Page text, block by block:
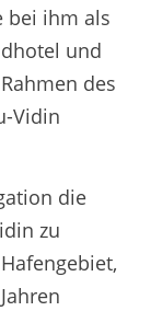
bei ihm als
und
des
Vidin
die
zu